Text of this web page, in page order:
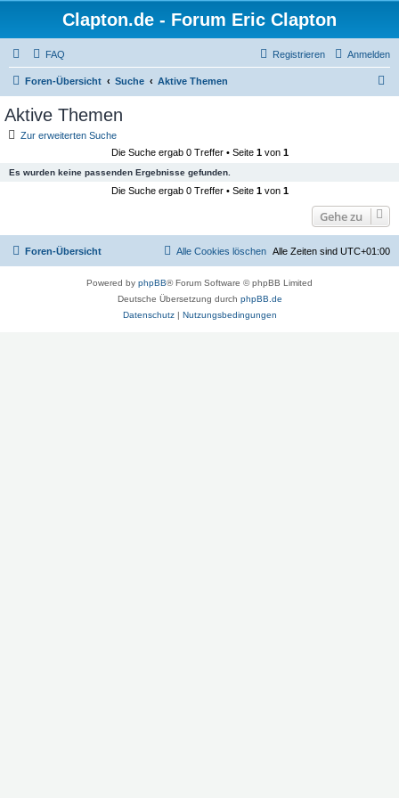
Clapton.de - Forum Eric Clapton
FAQ Anmelden
Registrieren
Foren-Übersicht Suche Aktive Themen
Aktive Themen
Zur erweiterten Suche
Die Suche ergab 0 Treffer • Seite 1von 1
Es wurden keine passenden Ergebnisse gefunden.
Die Suche ergab 0 Treffer • Seite 1von 1
Gehe zu
Foren-Übersicht Alle Zeiten sind UTC+01:00
Alle Cookies löschen
Powered by phpBB® Forum Software © phpBB Limited
Deutsche Übersetzung durch phpBB.de
Datenschutz| Nutzungsbedingungen